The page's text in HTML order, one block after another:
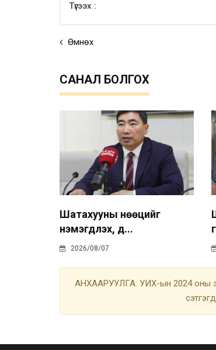
Түгээх :
Өмнөх
САНАЛ БОЛГОХ
Шатахууны нөөцийг
нэмэгдүүлэх, д...
2026/08/07
АНХААРУУЛГА: УИХ-ын 2024 оны